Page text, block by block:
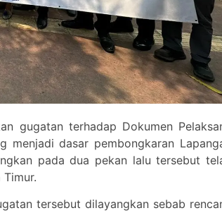
gugatan terhadap Dokumen
menjadi dasar pembongkaran
pada dua pekan lalu tersebut
tersebut dilayangkan sebab